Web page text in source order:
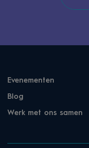
Evenementen
Blog
Werk met ons samen